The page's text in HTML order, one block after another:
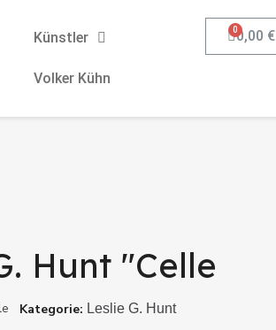
Künstler
Volker Kühn
0,00 €
Hunt "Celle
Kategorie Leslie G. Hunt